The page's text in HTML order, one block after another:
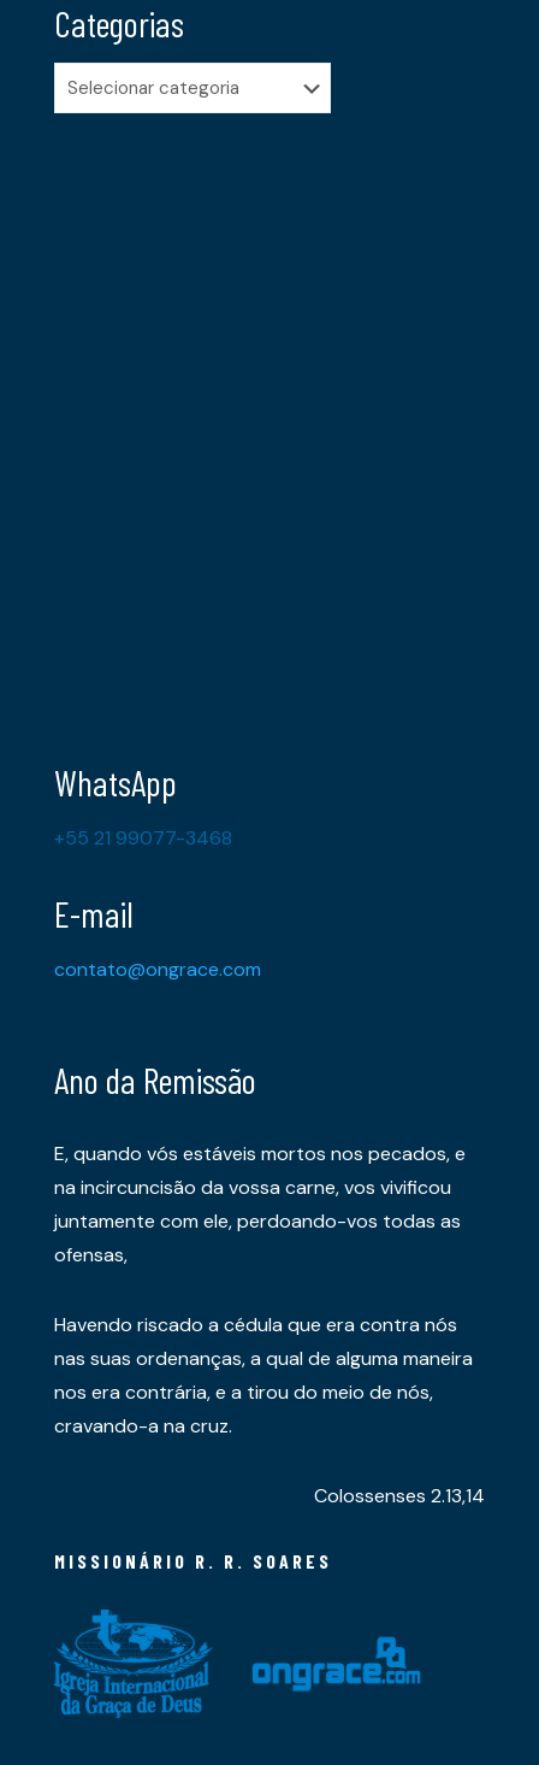
Categorias
Categorias
WhatsApp
+55 21 99077-3468
E-mail
contato@ongrace.com
Ano da Remissão
E, quando vós estáveis mortos nos pecados, e
na incircuncisão da vossa carne, vos vivificou
juntamente com ele, perdoando-vos todas as
ofensas,
Havendo riscado a cédula que era contra nós
nas suas ordenanças, a qual de alguma maneira
nos era contrária, e a tirou do meio de nós,
cravando-a na cruz.
Colossenses 2.13,14
MISSIONÁRIO R. R. SOARES